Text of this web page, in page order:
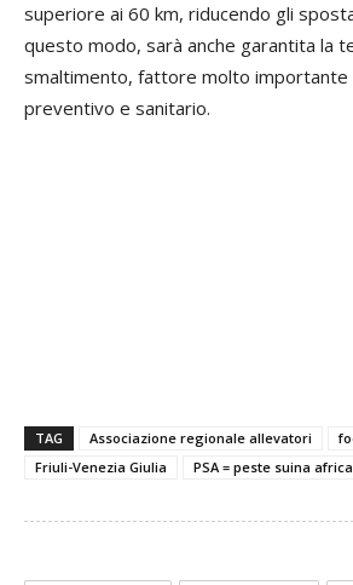
superiore ai 60 km, riducendo gli
questo modo, sarà anche garantita la
smaltimento, fattore molto importante
preventivo e sanitario.
TAG Associazione regionale allevatori
Friuli-Venezia Giulia
PSA = peste suina